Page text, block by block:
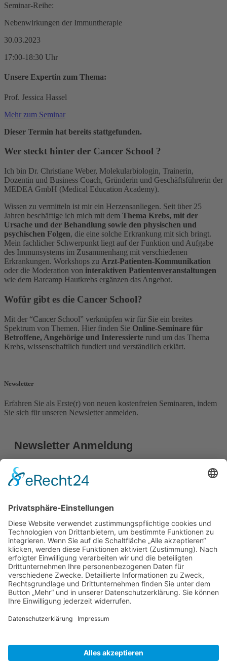
Seminar-Reihe:
Nebenwirkungen der Immuntherapie
30.03.2023
17:00-18:30 Uhr
Unsere Expertin zum Thema:
Prof. Jessica Hassel
Mehr zum Seminar
Dieser Termin hat bereits stattgefunden.
Wer steckt hinter der Cancer School ?
Ich bin Dr. Christiane Weber, Molekularbiologin, Trainerin,
Dozentin und Business Coach, Gründerin und Geschäftsführerin der
MEDEA GmbH (Medical Education Academy).
Wissen zu vermitteln ist mir ein Herzensanliegen. Seit über 25
Jahren beschäftige ich mich mit dem Thema Krebs, mit der
Ursache und der Behandlung sowie den physischen und
psychischen Folgen, die eine solche Erkrankung mit sich bringt.
Mein fachlicher Schwerpunkt liegt auf der Funktion und Aufgabe
des Immunsystems im Zusammenhang mit verschiedenen
Erkrankungen. Workshops zu Arzt-Patienten-Kommunikation
oder die Moderation von interaktiven Patientenveranstaltungen
wie dem Barcamp Hautkrebs ergänzen das Angebot.
Wofür gibt es die Cancer School?
Mit der “Cancer School” verknüpfen wir für Sie ein breites
Spektrum von Themen. Hier finden Sie Online-Seminare für
Betroffene, Angehörige und Interessierte rund um das Thema
Krebs, wissenschaftlich fundiert und verständlich erklärt.
Newsletter
Erfahren Sie als Erste(r) von neuen kostenfreien Seminaren, indem
Sie sich für unseren Newsletter anmelden.
Newsletter Anmeldung
Vorname
Nachname
E-mail*
Anmelden